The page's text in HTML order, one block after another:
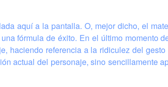
aquí a la pantalla. O, mejor dicho, el
fórmula de éxito. En el último momento
haciendo referencia a la ridiculez del
actual del personaje, sino sencillamente